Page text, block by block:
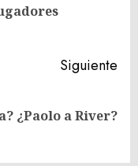
Siguiente
¿Paolo a River?